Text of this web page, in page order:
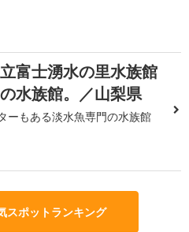
富士湧水の里水族館
水族館。／山梨県
ーもある淡水魚専門の水族館
スポットランキング